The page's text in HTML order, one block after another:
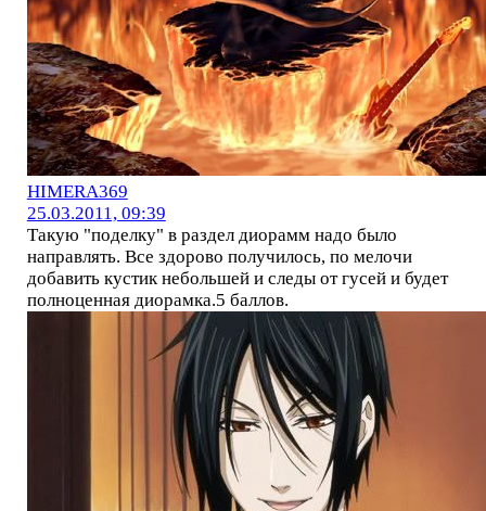
HIMERA369
25.03.2011, 09:39
Такую "поделку" в раздел диорамм надо было
направлять. Все здорово получилось, по мелочи
добавить кустик небольшей и следы от гусей и будет
полноценная диорамка.5 баллов.